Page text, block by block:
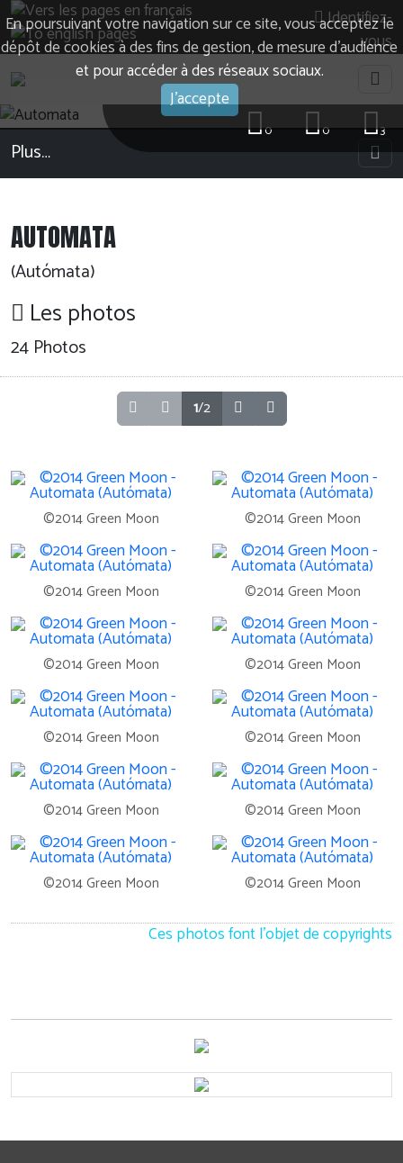
En poursuivant votre navigation sur ce site, vous acceptez le
dépôt de cookies à des fins de gestion, de mesure d’audience
et pour accéder à des réseaux sociaux.
J'accepte
Identifiez-
vous
3
0
0
Plus…
AUTOMATA
(Autómata)
Les photos
24 Photos
1/2
©2014 Green Moon ©2014 Green Moon
©2014 Green Moon ©2014 Green Moon
©2014 Green Moon ©2014 Green Moon
©2014 Green Moon ©2014 Green Moon
©2014 Green Moon ©2014 Green Moon
©2014 Green Moon ©2014 Green Moon
Ces photos font l'objet de copyrights